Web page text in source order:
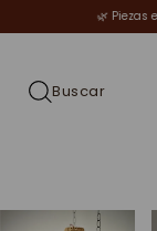
por Totó para